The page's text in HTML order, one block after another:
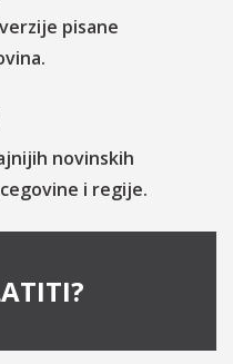
pisane
novinskih
i regije.